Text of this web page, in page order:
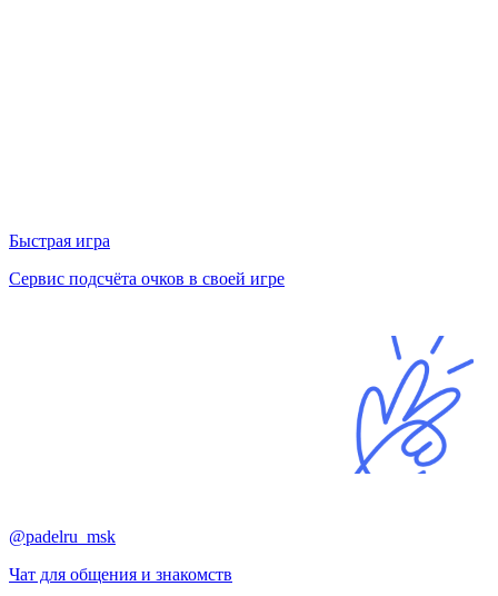
Быстрая игра
Сервис подсчёта очков в своей игре
@padelru_msk
Чат для общения и знакомств